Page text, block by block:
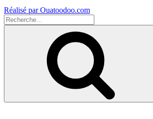
Réalisé par Ouatoodoo.com
Recherche
pour